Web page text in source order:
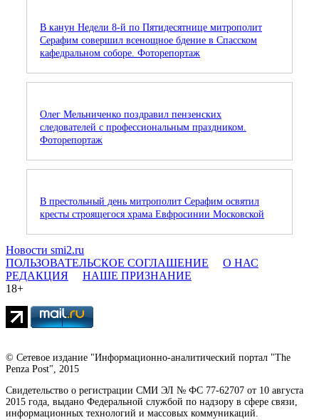
В канун Недели 8-й по Пятидесятнице митрополит
Серафим совершил всенощное бдение в Спасском
кафедральном соборе. Фоторепортаж
Олег Мельниченко поздравил пензенских
следователей с профессиональным праздником.
Фоторепортаж
В престольный день митрополит Серафим освятил
кресты строящегося храма Евфросинии Московской
Новости smi2.ru
ПОЛЬЗОВАТЕЛЬСКОЕ СОГЛАШЕНИЕ
О НАС
РЕДАКЦИЯ
НАШЕ ПРИЗНАНИЕ
18+
© Сетевое издание "Информационно-аналитический портал "The
Penza Post", 2015
Свидетельство о регистрации СМИ ЭЛ № ФС 77-62707 от 10 августа
2015 года, выдано Федеральной службой по надзору в сфере связи,
информационных технологий и массовых коммуникаций.